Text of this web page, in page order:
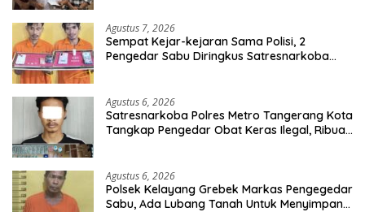
Agustus 7, 2026
Sempat Kejar-kejaran Sama Polisi, 2
Pengedar Sabu Diringkus Satresnarkoba
Agustus 6, 2026
Satresnarkoba Polres Metro Tangerang Kota
Tangkap Pengedar Obat Keras Ilegal, Ribuan
Agustus 6, 2026
Polsek Kelayang Grebek Markas Pengegedar
Sabu, Ada Lubang Tanah Untuk Menyimpan